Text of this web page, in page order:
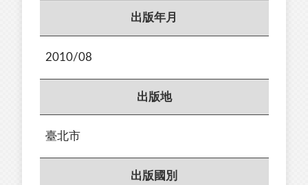
出版年月
2010/08
出版地
臺北市
出版國別